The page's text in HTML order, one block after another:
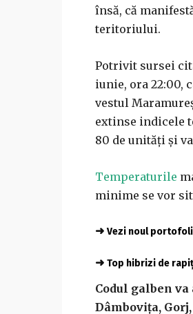
însă, că
teritoriului.
Potrivit sursei
iunie, ora 22:00,
vestul
extinse indicele
80 de unităţi şi
Temperaturile
minime se vor
➜ Vezi noul
➜ Top hibrizi de
Codul galben va
Dâmboviţa,